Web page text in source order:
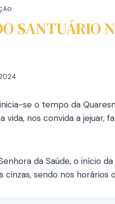
SANTUÁRIO
se o tempo da
vida, nos convida a jejuar,
da Saúde, o início
sendo nos horários